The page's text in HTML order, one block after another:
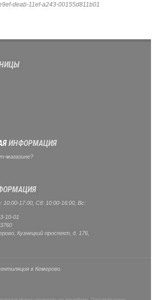
deab-11ef-a243-00155d811b01
ИНФОРМАЦИЯ
магазине?
17:00, Сб: 10:00-16:00, Вс:
10-01
Кузнецкий проспект, д. 176,
в Кемерово.